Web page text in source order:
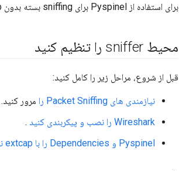
برای استفاده از Pyspinel برای sniffing بسته بدون extcap، به
محیط sniffer را تنظیم کنید
قبل از شروع، مراحل زیر را کامل کنید:
نیازمندی های Packet Sniffing را
مرور کنید.
Wireshark را نصب و پیکربندی کنید
.
Pyspinel و Dependencies را با extcap نصب کنید